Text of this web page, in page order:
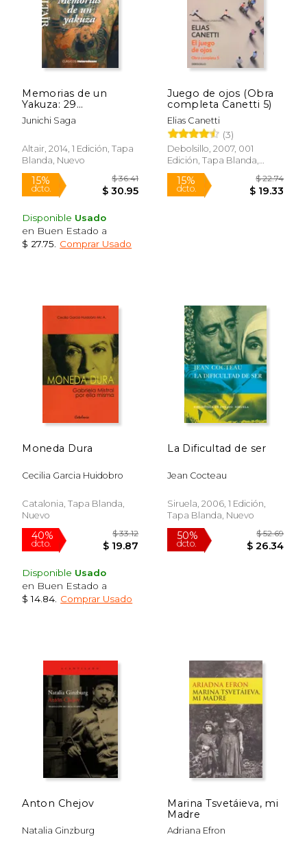
dcto. $ 24.97
15%
dcto.
Memorias de un
Yakuza: 29
(Heterodoxos)
Junichi Saga
Altair, 2014, 1 Edición, Tapa
Blanda, Nuevo
15%
Disponible Usado
en Buen Estado a
$ 27.75
Comprar Usado
Juego de ojos (Obra
completa Canetti 5)
Elias Canetti
(3)
Debolsillo, 2007, 001
Edición, Tapa Blanda,
Nuevo
15%
Moneda Dura
Cecilia Garcia Huidobro
Catalonia, Tapa Blanda,
Nuevo
Disponible Usado
en Buen Estado a
$ 14.84 Comprar Usado
La Dificultad de ser
Jean Cocteau
Siruela, 2006, 1 Edición,
Tapa Blanda, Nuevo
Anton Chejov
Natalia Ginzburg
Marina Tsvetáieva, mi
Madre
Adriana Efron